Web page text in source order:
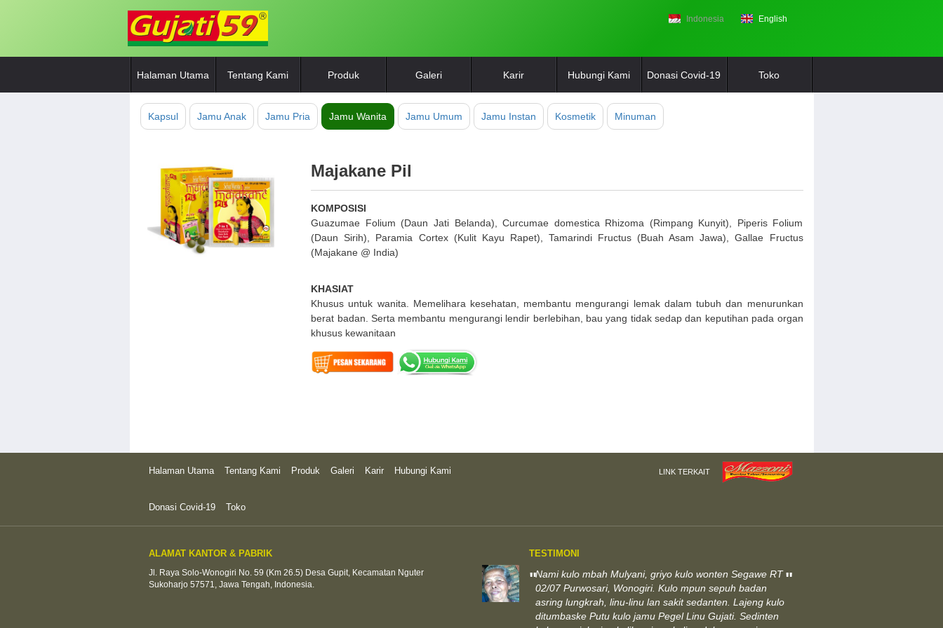
Indonesia English
Halaman Utama Tentang Kami Produk Galeri Karir Hubungi Kami Donasi Covid-19 Toko
Kapsul Jamu Anak Jamu Pria Jamu Wanita Jamu Umum Jamu Instan Kosmetik Minuman
Majakane Pil
KOMPOSISI
Guazumae Folium (Daun Jati Belanda), Curcumae domestica Rhizoma (Rimpang Kunyit), Piperis Folium
(Daun Sirih), Paramia Cortex (Kulit Kayu Rapet), Tamarindi Fructus (Buah Asam Jawa), Gallae Fructus
(Majakane @ India)
KHASIAT
Khusus untuk wanita. Memelihara kesehatan, membantu mengurangi lemak dalam tubuh dan menurunkan
berat badan. Serta membantu mengurangi lendir berlebihan, bau yang tidak sedap dan keputihan pada organ
khusus kewanitaan
Halaman Utama Tentang Kami Produk Galeri Karir Hubungi Kami
Donasi Covid-19 Toko
LINK TERKAIT
ALAMAT KANTOR & PABRIK
Jl. Raya Solo-Wonogiri No. 59 (Km 26.5) Desa Gupit, Kecamatan Nguter
Sukoharjo 57571, Jawa Tengah, Indonesia.
TESTIMONI
"Nami kulo mbah Mulyani, griyo kulo wonten Segawe RT
02/07 Purwosari, Wonogiri. Kulo mpun sepuh badan
asring lungkrah, linu-linu lan sakit sedanten. Lajeng kulo
ditumbaske Putu kulo jamu Pegel Linu Gujati. Sedinten
"